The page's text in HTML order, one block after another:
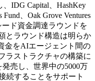
IDG Capital、HashKey
、Oak Grove Ventures
ド資金調達ラウンドを
とラウンド構造は明らか
金をAIエージェント間の
ラストラクチャの構築に
売し、世界中の5000万
続することをサポート